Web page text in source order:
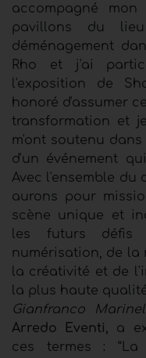
accompagné
pavillons du
déménagement
Rho et j'ai
l'exposition de
honoré d'assumer
transformation et
m'ont soutenu
d'un événement
Avec l'ensemble du
aurons pour
scène unique et
les futurs
numérisation, de la
la créativité et de
la plus haute
Gianfranco
Arredo Eventi, a
ces termes :